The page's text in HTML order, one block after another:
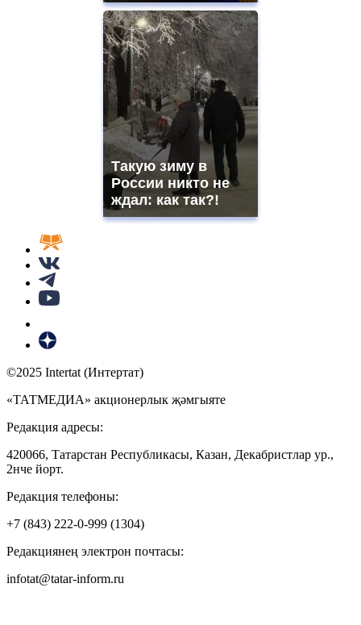
Такую зиму в
России никто не
ждал: как так?!
©2025 Intertat (Интертат)
«ТАТМЕДИА» акционерлык җәмгыяте
Редакция адресы:
420066, Татарстан Республикасы, Казан, Декабристлар ур.,
2нче йорт.
Редакция телефоны:
+7 (843) 222-0-999 (1304)
Редакциянең электрон почтасы:
infotat@tatar-inform.ru